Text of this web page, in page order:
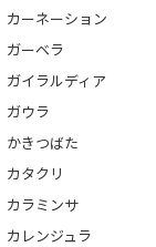
カーネーション
ガーベラ
ガイラルディア
ガウラ
かきつばた
カタクリ
カラミンサ
カレンジュラ